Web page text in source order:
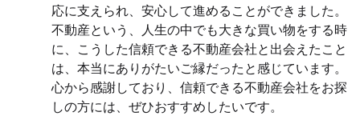
応に支えられ、安心して進めることができました。
不動産という、人生の中でも大きな買い物をする時
に、こうした信頼できる不動産会社と出会えたこと
は、本当にありがたいご縁だったと感じています。
心から感謝しており、信頼できる不動産会社をお探
しの方には、ぜひおすすめしたいです。